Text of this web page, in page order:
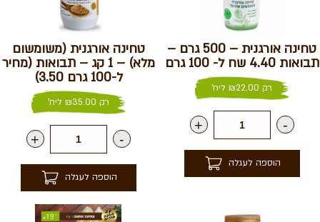
טחינה אורגנית – 500 גרם –
תבואות 4.40 שח ל- 100 גרם
רק ₪22.00 ליח'
-
+
הוספה לעגלה
טחינה אורגנית (משומשום
מלא) – 1 קג – תבואות (מחיר
ל-100 גרם 3.50)
רק ₪35.00 ליח'
-
+
הוספה לעגלה